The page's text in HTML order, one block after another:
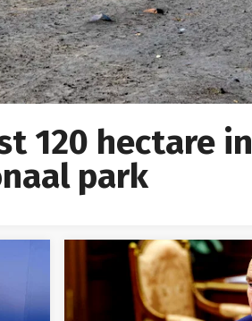
120 hectare in
park